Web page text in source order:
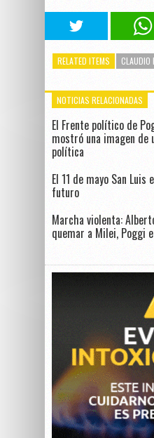
RELATED ITEMS CLAUDIO
NOTICIAS RELACIONADAS
El Frente político de
mostró una imagen de
política
El 11 de mayo San
futuro
Marcha violenta:
quemar a Milei, Poggi